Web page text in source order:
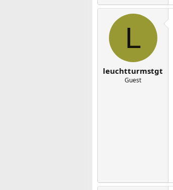
L
leuchtturmstgt
Guest